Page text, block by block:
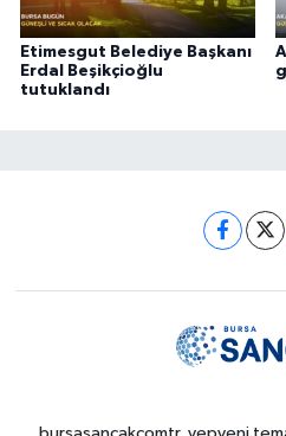
Etimesgut Belediye Başkanı
Erdal Beşikçioğlu
tutuklandı